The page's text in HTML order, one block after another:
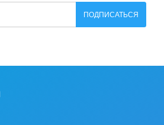
ПОДПИСАТЬСЯ